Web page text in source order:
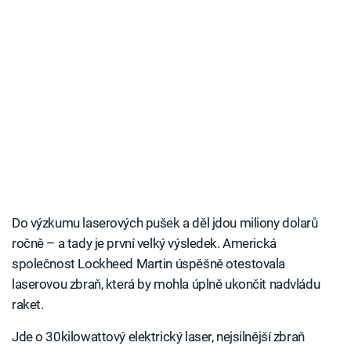
Do výzkumu laserových pušek a děl jdou miliony dolarů
ročně – a tady je první velký výsledek. Americká
společnost Lockheed Martin úspěšně otestovala
laserovou zbraň, která by mohla úplně ukončit nadvládu
raket.
Jde o 30kilowattový elektrický laser, nejsilnější zbraň